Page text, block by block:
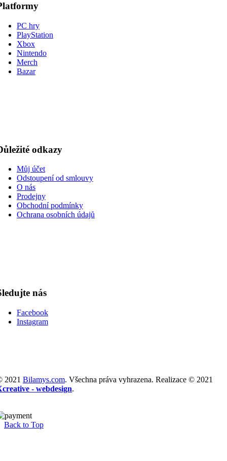
PC hry
PlayStation
Xbox
Nintendo
Merch
Bazar
odkazy
Můj účet
Odstoupení od smlouvy
O nás
Prodejny
Obchodní podmínky
Ochrana osobních údajů
nás
Facebook
Instagram
2021 Bilamys.com. Všechna práva vyhrazena. Realizace © 2021
- webdesign.
Back to Top